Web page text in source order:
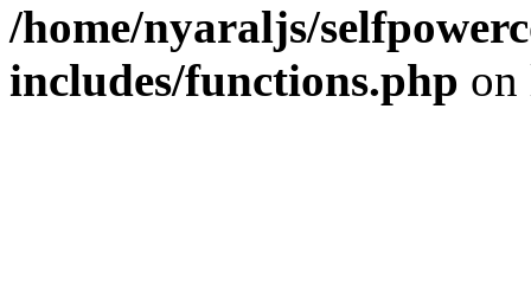
/home/nyaraljs/
includes/functions.php